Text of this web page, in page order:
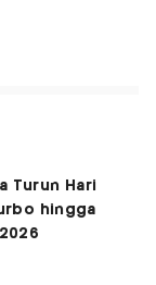
Turun Hari
hingga